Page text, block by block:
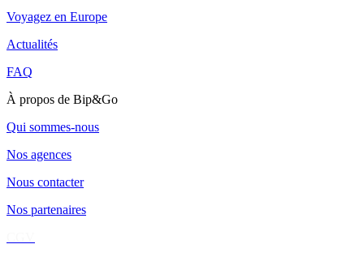
Voyagez en Europe
Actualités
FAQ
À propos de Bip&Go
Qui sommes-nous
Nos agences
Nous contacter
Nos partenaires